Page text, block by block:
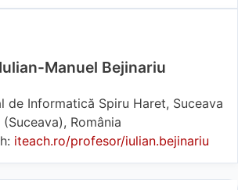
Manuel Bejinariu
de Informatică Spiru Haret, Suceava
(Suceava), România
iteach.ro/profesor/iulian.bejinariu